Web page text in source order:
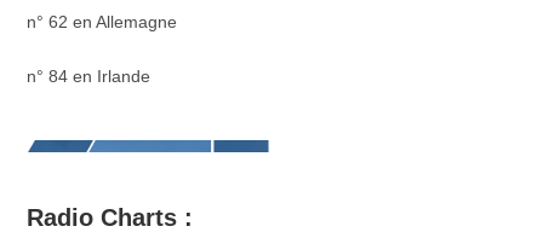
n° 62 en Allemagne
n° 84 en Irlande
Radio Charts :